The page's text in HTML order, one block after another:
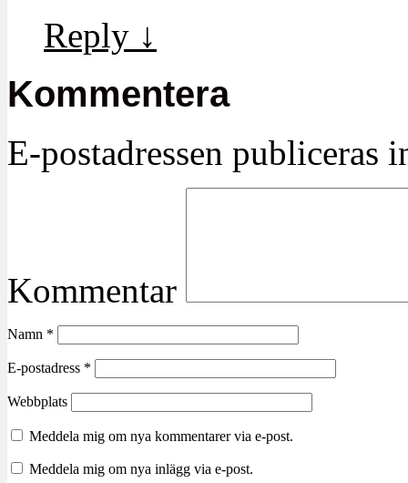
Reply ↓
Kommentera
E-postadressen publiceras
Kommentar
Namn *
E-postadress *
Webbplats
Meddela mig om nya kommentarer via e-post.
Meddela mig om nya inlägg via e-post.